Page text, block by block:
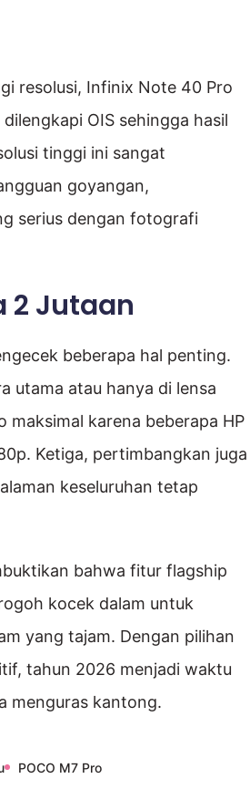
resolusi, Infinix Note 40 Pro
OIS sehingga hasil
tinggi ini sangat
goyangan,
serius dengan fotografi
2 Jutaan
beberapa hal penting.
utama atau hanya di lensa
karena beberapa HP
Ketiga, pertimbangkan juga
keseluruhan tetap
bahwa fitur flagship
kocek dalam untuk
yang tajam. Dengan pilihan
tahun 2026 menjadi waktu
menguras kantong.
POCO M7 Pro